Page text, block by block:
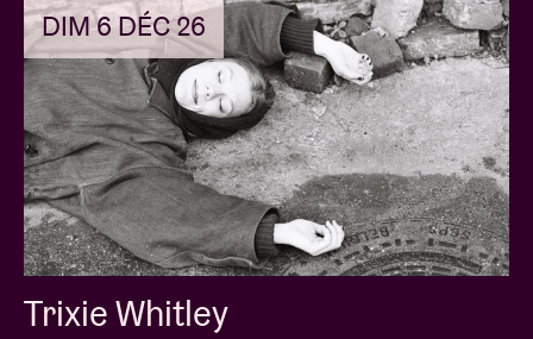
DIM 6 DÉC 26
Trixie Whitley